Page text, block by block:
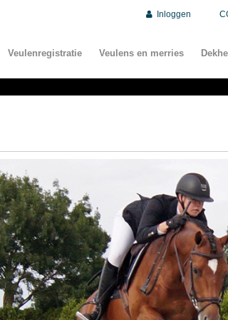
Inloggen
Veulenregistratie Veulens en merries